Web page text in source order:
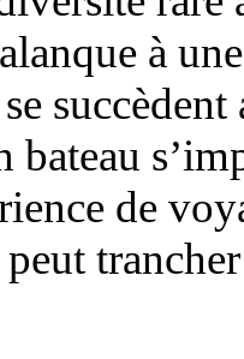
à
bateau
de